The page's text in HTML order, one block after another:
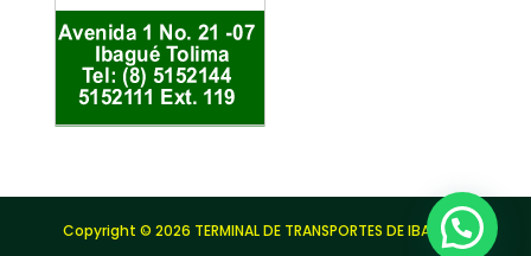
Copyright © 2026 TERMINAL DE TRANSPORTES DE IBAGUÉ |